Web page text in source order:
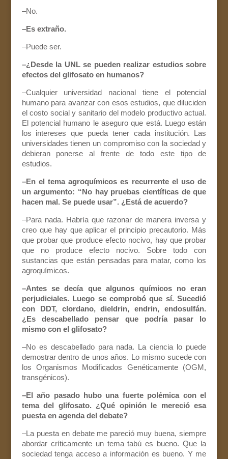
–No.
–Es extraño.
–Puede ser.
–¿Desde la UNL se pueden realizar estudios sobre
efectos del glifosato en humanos?
–Cualquier universidad nacional tiene el potencial
humano para avanzar con esos estudios, que diluciden
el costo social y sanitario del modelo productivo actual.
El potencial humano le aseguro que está. Luego están
los intereses que pueda tener cada institución. Las
universidades tienen un compromiso con la sociedad y
debieran ponerse al frente de todo este tipo de
estudios.
–En el tema agroquímicos es recurrente el uso de
un argumento: “No hay pruebas científicas de que
hacen mal. Se puede usar”. ¿Está de acuerdo?
–Para nada. Habría que razonar de manera inversa y
creo que hay que aplicar el principio precautorio. Más
que probar que produce efecto nocivo, hay que probar
que no produce efecto nocivo. Sobre todo con
sustancias que están pensadas para matar, como los
agroquímicos.
–Antes se decía que algunos químicos no eran
perjudiciales. Luego se comprobó que sí. Sucedió
con DDT, clordano, dieldrin, endrin, endosulfán.
¿Es descabellado pensar que podría pasar lo
mismo con el glifosato?
–No es descabellado para nada. La ciencia lo puede
demostrar dentro de unos años. Lo mismo sucede con
los Organismos Modificados Genéticamente (OGM,
transgénicos).
–El año pasado hubo una fuerte polémica con el
tema del glifosato. ¿Qué opinión le mereció esa
puesta en agenda del debate?
–La puesta en debate me pareció muy buena, siempre
abordar críticamente un tema tabú es bueno. Que la
sociedad tenga acceso a información es bueno. Y me